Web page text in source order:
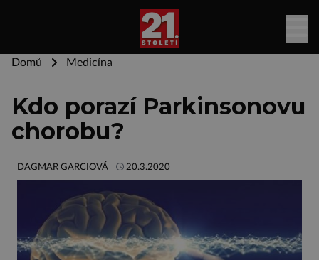
Domů Medicína
Kdo porazí Parkinsonovu
chorobu?
DAGMAR GARCIOVÁ 20.3.2020